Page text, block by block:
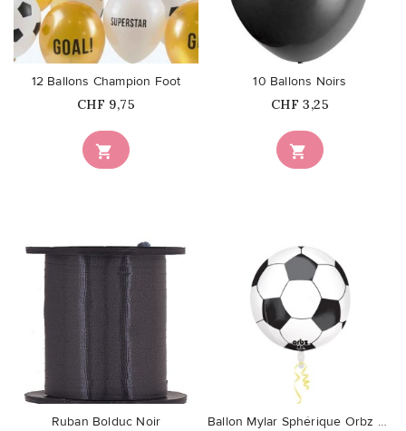
favorite_border

12 Ballons Champion Foot
Prix
CHF 9,75

10 Ballons Noirs
Prix
CHF 3,25
Ruban Bolduc Noir
Ballon Mylar Sphérique Orbz Foot